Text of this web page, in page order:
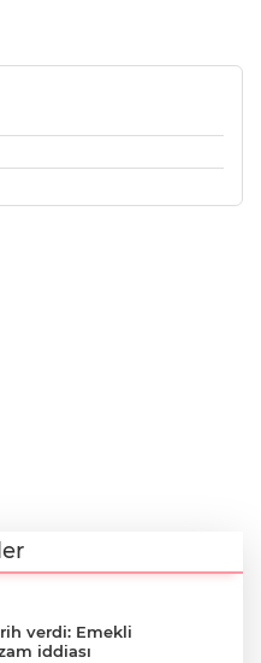
verdi: Emekli
iddiası